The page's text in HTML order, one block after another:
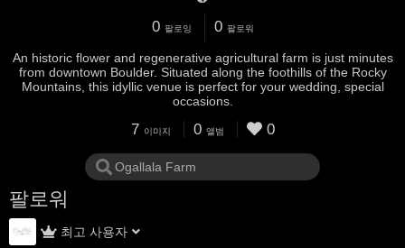
0 팔로잉 0 팔로워
An historic flower and regenerative agricultural farm is just minutes
from downtown Boulder. Situated along the foothills of the Rocky
Mountains, this idyllic venue is perfect for your wedding, special
occasions.
7 이미지 0 앨범 0
팔로워
최고 사용자